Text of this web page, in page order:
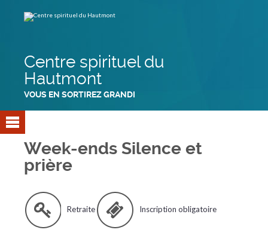
contenu.
Centre spirituel du
Hautmont
VOUS EN SORTIREZ GRANDI
Week-ends Silence et
prière
Retraite Inscription obligatoire